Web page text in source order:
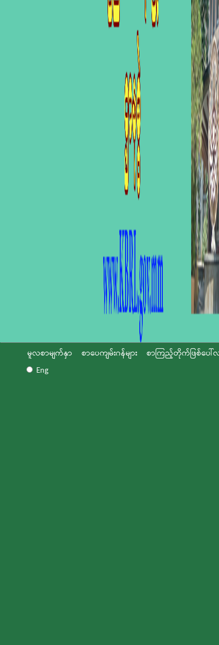
မူလစာမျက်နှာ စာပေကျမ်းဂန်များ
စာကြည့်တိုက်ဖြစ်ပေါ်
Eng